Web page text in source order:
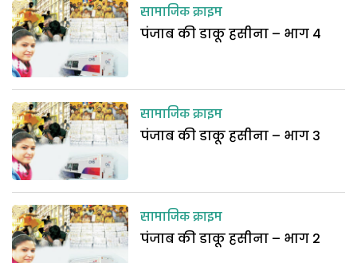
सामाजिक क्राइम
पंजाब की डाकू हसीना – भाग 4
सामाजिक क्राइम
पंजाब की डाकू हसीना – भाग 3
सामाजिक क्राइम
पंजाब की डाकू हसीना – भाग 2